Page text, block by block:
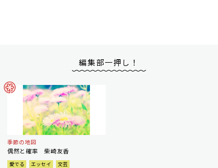
編集部一押し！
季節の地図
偶然と確率 柴崎友香
愛でる エッセイ
文芸